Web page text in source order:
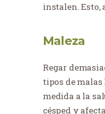
instalen. Esto,
Maleza
Regar
tipos de
medida a la
césped y